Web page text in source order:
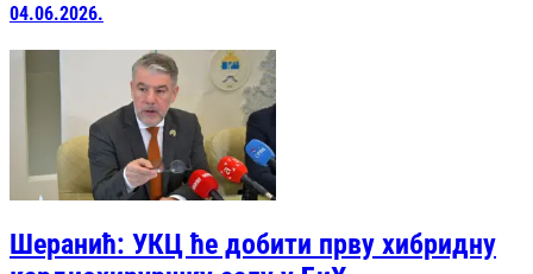
04.06.2026.
Шеранић: УКЦ ће добити прву хибридну